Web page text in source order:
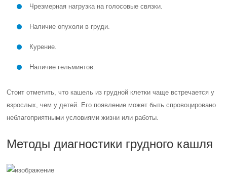
Чрезмерная нагрузка на голосовые связки.
Наличие опухоли в груди.
Курение.
Наличие гельминтов.
Стоит отметить, что кашель из грудной клетки чаще встречается у
взрослых, чем у детей. Его появление может быть спровоцировано
неблагоприятными условиями жизни или работы.
Методы диагностики грудного кашля